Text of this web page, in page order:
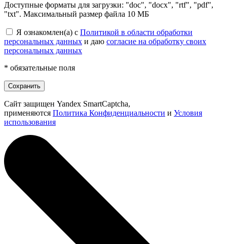
Доступные форматы для загрузки: "doc", "docx", "rtf", "pdf",
"txt". Максимальный размер файла 10 МБ
Я ознакомлен(а) с Политикой в области обработки
персональных данных и даю согласие на обработку своих
персональных данных
* обязательные поля
Сохранить
Сайт защищен Yandex SmartCaptcha,
применяются Политика Конфиденциальности и Условия
использования